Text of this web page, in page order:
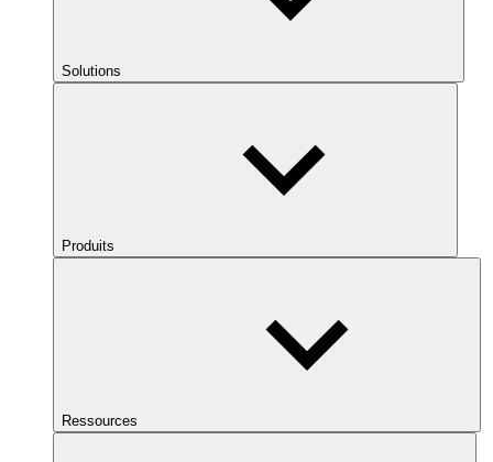
Solutions
Produits
Ressources